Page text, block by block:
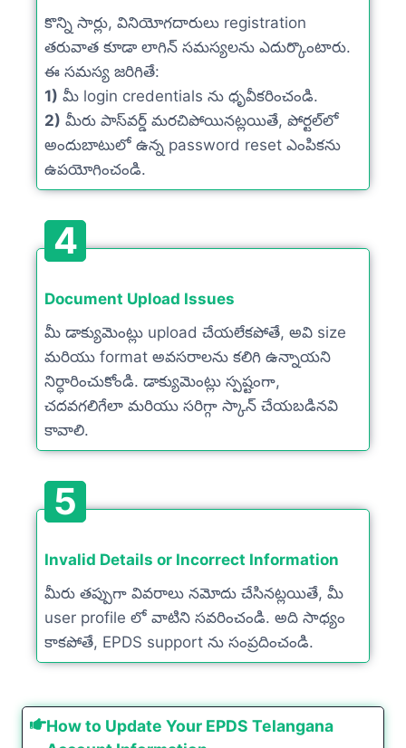
కొన్ని సార్లు, వినియోగదారులు registration
తరువాత కూడా లాగిన్ సమస్యలను ఎదుర్కొంటారు.
ఈ సమస్య జరిగితే:
1) మీ login credentials ను ధృవీకరించండి.
2) మీరు పాస్‌వర్డ్ మరచిపోయినట్లయితే, పోర్టల్‌లో
అందుబాటులో ఉన్న password reset ఎంపికను
ఉపయోగించండి.
4
Document Upload Issues
మీ డాక్యుమెంట్లు upload చేయలేకపోతే, అవి size
మరియు format అవసరాలను కలిగి ఉన్నాయని
నిర్ధారించుకోండి. డాక్యుమెంట్లు స్పష్టంగా,
చదవగలిగేలా మరియు సరిగ్గా స్కాన్ చేయబడినవి
కావాలి.
5
Invalid Details or Incorrect Information
మీరు తప్పుగా వివరాలు నమోదు చేసినట్లయితే, మీ
user profile లో వాటిని సవరించండి. అది సాధ్యం
కాకపోతే, EPDS support ను సంప్రదించండి.
How to Update Your EPDS Telangana